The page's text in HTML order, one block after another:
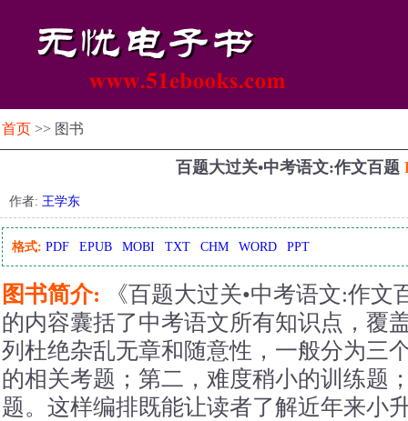
首页 >> 图书
百题大过关•中考语文:作文百题
作者: 王学东
格式: PDF EPUB MOBI TXT CHM WORD PPT
图书简介: 《百题大过关•中考语文:作文
的内容囊括了中考语文所有知识点，覆
列杜绝杂乱无章和随意性，一般分为三
的相关考题；第二，难度稍小的训练题
题。这样编排既能让读者了解近年来小